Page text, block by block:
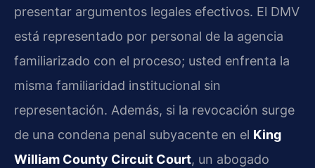
presentar argumentos legales efectivos. El DMV
está representado por personal de la agencia
familiarizado con el proceso; usted enfrenta la
misma familiaridad institucional sin
representación. Además, si la revocación surge
de una condena penal subyacente en el King
William County Circuit Court, un abogado